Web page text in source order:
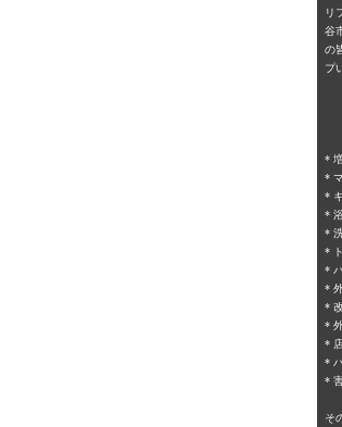
リ
谷
の
プ
*
*
*
*
*
*
*
*
*
*
*
*
*
そ